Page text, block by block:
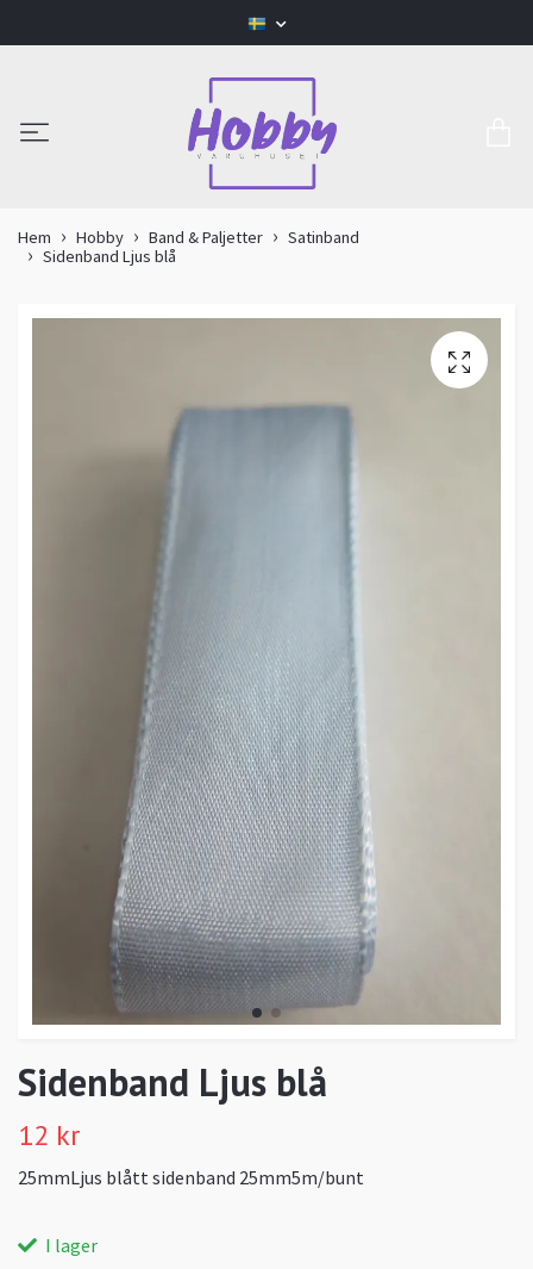
Hem Hobby Band & Paljetter
Satinband
Sidenband Ljus blå
Sidenband Ljus blå
12 kr
25mmLjus blått sidenband 25mm5m/bunt
I lager